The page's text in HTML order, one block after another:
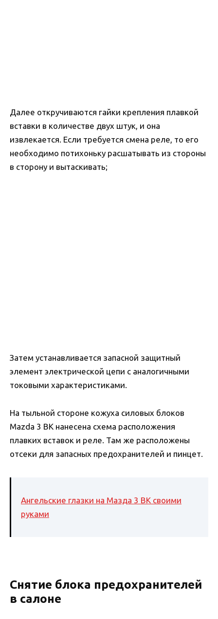
Далее откручиваются гайки крепления плавкой
вставки в количестве двух штук, и она
извлекается. Если требуется смена реле, то его
необходимо потихоньку расшатывать из стороны
в сторону и вытаскивать;
Затем устанавливается запасной защитный
элемент электрической цепи с аналогичными
токовыми характеристиками.
На тыльной стороне кожуха силовых блоков
Mazda 3 BK нанесена схема расположения
плавких вставок и реле. Там же расположены
отсеки для запасных предохранителей и пинцет.
Ангельские глазки на Мазда 3 BK своими
руками
Снятие блока предохранителей
в салоне